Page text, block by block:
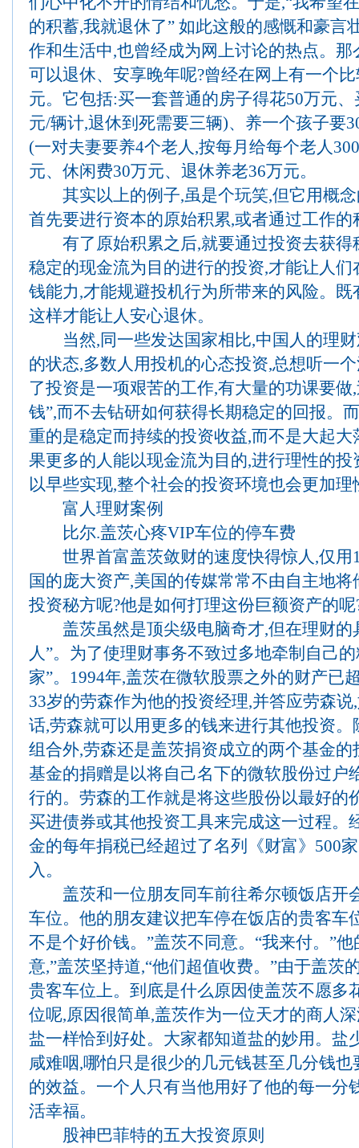
的积蓄,我就退休了” 如此这般的感慨和豪言
作和生活中,也曾经成为网上讨论的热点。
可以退休、安享晚年呢?曾经在网上有一个
元。它包括:买一套普通的房子得花50万元
元/辆计,退休到死需要三辆)、养一个孩子要
(一对夫妻要养4个老人,按每月给每个老人
元、休闲费30万元、退休养老36万元。
其实以上的例子,虽是个玩笑,但它用概念
首先要进行资本的原始积累,或者通过工作
有了原始积累之后,就要通过投资去获得
稳定的现金流为目的进行的投资,才能让人
钱能力,才能规避投机行为所带来的风险。
这样才能让人安心退休。
当然,同一些发达国家相比,中国人的理财
的状态,多数人用投机的心态投资,总想听一
了投资是一项艰苦的工作,有大量的功课要做
钱”,而不去钻研如何获得长期稳定的回报。
重的是稳定而持续的投资收益,而不是大起
果更多的人能以现金流为目的,进行理性的
以早些实现,整个社会的投资环境也会更加理
富人理财案例
比尔.盖茨心疼VIP车位的停车费
世界首富盖茨敛财的速度快得惊人,仅用
国的庞大资产,美国的传媒常常不由自主地
投资秘方呢?他是如何打理这份巨额资产的呢
盖茨虽然是顶尖级电脑奇才,但在理财的
人”。为了使理财事务不致过多地牵制自己
家”。1994年,盖茨在微软股票之外的财产已
33岁的劳森作为他的投资经理,并答应劳森
话,劳森就可以用更多的钱来进行其他投资
组合外,劳森还是盖茨捐资成立的两个基金
基金的捐赠是以将自己名下的微软股份过户
行的。劳森的工作就是将这些股份以最好的
买进债券或其他投资工具来完成这一过程。
金的每年捐税已经超过了名列《财富》500
入。
盖茨和一位朋友同车前往希尔顿饭店开
车位。他的朋友建议把车停在饭店的贵客车
不是个好价钱。”盖茨不同意。“我来付。”
意,”盖茨坚持道,“他们超值收费。”由于盖茨
贵客车位上。到底是什么原因使盖茨不愿多
位呢,原因很简单,盖茨作为一位天才的商人
盐一样恰到好处。大家都知道盐的妙用。盐
咸难咽,哪怕只是很少的几元钱甚至几分钱
的效益。一个人只有当他用好了他的每一分
活幸福。
股神巴菲特的五大投资原则